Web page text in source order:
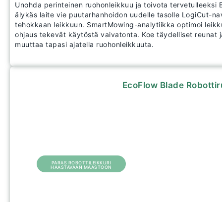
Unohda perinteinen ruohonleikkuu ja toivota tervetulleeksi
älykäs laite vie puutarhanhoidon uudelle tasolle LogiCut-
tehokkaan leikkuun. SmartMowing-analytiikka optimoi
ohjaus tekevät käytöstä vaivatonta. Koe täydelliset reunat
muuttaa tapasi ajatella ruohonleikkuuta.
EcoFlow Blade
PARAS ROBOTTILEIKKURI
HAASTAVAAN MAASTOON